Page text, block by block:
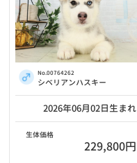
No.00764262
シベリアンハスキー
2026年06月02日生まれ
生体価格
229,800円